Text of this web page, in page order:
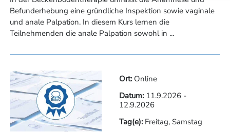
Befunderhebung eine gründliche Inspektion sowie vaginale
und anale Palpation. In diesem Kurs lernen die
Teilnehmenden die anale Palpation sowohl in ...
Ort: Online
Datum: 11.9.2026-
12.9.2026
Tag(e): Freitag, Samstag